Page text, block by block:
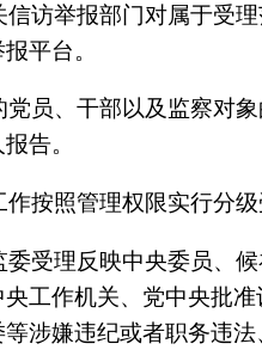
访举报部门对属于受
平台。
员、干部以及监察对
告。
按照管理权限实行分级
委受理反映中央委员、
工作机关、党中央批准
涉嫌违纪或者职务违法